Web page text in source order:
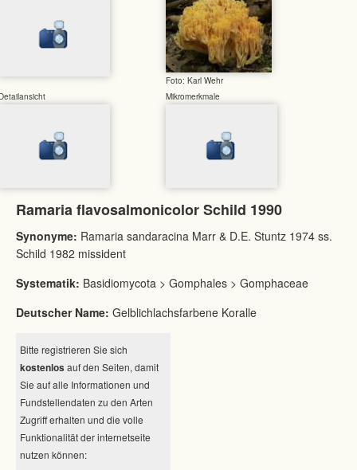
Foto: Karl Wehr
Mikromerkmale
Ramaria flavosalmonicolor Schild 1990
Synonyme: Ramaria sandaracina Marr & D.E. Stuntz 1974 ss.
Schild 1982 missident
Systematik: Basidiomycota > Gomphales > Gomphaceae
Deutscher Name: Gelblichlachsfarbene Koralle
Bitte registrieren Sie sich
kostenlos auf den Seiten, damit
Sie auf alle Informationen und
Fundstellendaten zu den Arten
Zugriff erhalten und die volle
Funktionalität der internetseite
nutzen können: